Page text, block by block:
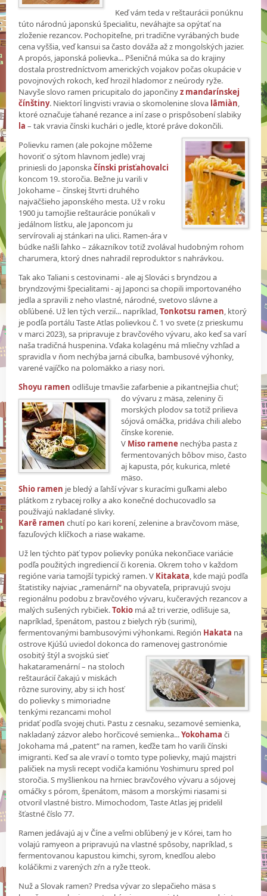
Keď vám teda v reštaurácii ponúknu
túto národnú japonskú špecialitu, neváhajte sa opýtať na
zloženie rezancov. Pochopiteľne, pri tradične vyrábaných bude
cena vyššia, veď kansui sa často dováža až z mongolských jazier.
A propós, japonská polievka... Pšeničná múka sa do krajiny
dostala prostredníctvom amerických vojakov počas okupácie v
povojnových rokoch, keď hrozil hladomor z neúrody ryže.
Navyše slovo ramen pricupitalo do japončinyz mandarínskej
čínštiny. Niektorí lingvisti vravia o skomolenine slova lāmiàn,
ktoré označuje ťahané rezance a iní zase o prispôsobení slabiky
la– tak vravia čínski kuchári o jedle, ktoré práve dokončili.
Polievku ramen (ale pokojne môžeme
hovoriť o sýtom hlavnom jedle) vraj
priniesli do Japonskačínski prisťahovalci
koncom 19. storočia. Bežne ju varili v
Jokohame – čínskej štvrti druhého
najväčšieho japonského mesta. Už v roku
1900 ju tamojšie reštaurácie ponúkali v
jedálnom lístku, ale Japoncom ju
servírovali aj stánkari na ulici. Ramen-ára v
búdke našli ľahko – zákazníkov totiž zvolával hudobným rohom
charumera, ktorý dnes nahradil reproduktor s nahrávkou.
Tak ako Taliani s cestovinami - ale aj Slováci s bryndzou a
bryndzovými špecialitami - aj Japonci sa chopili importovaného
jedla a spravili z neho vlastné, národné, svetovo slávne a
obľúbené. Už len tých verzií... napríklad,Tonkotsu ramen, ktorý
je podľa portálu Taste Atlas polievkou č. 1 vo svete (z prieskumu
v marci 2023), sa pripravuje z bravčového vývaru, ako keď sa varí
naša tradičná huspenina. Vďaka kolagénu má mliečny vzhľad a
spravidla v ňom nechýba jarná cibuľka, bambusové výhonky,
varené vajíčko na polomäkko a riasy nori.
Shoyu ramen odlišuje tmavšie zafarbenie a pikantnejšia chuť;
do vývaru z mäsa, zeleniny či
morských plodov sa totiž prilieva
sójová omáčka, pridáva chili alebo
čínske korenie.
V Miso ramene nechýba pasta z
fermentovaných bôbov miso, často
aj kapusta, pór, kukurica, mleté
mäso.
Shio ramen je bledý a ľahší vývar s kuracími guľkami alebo
plátkom z rybacej rolky a ako konečné dochucovadlo sa
používajú nakladané slivky.
Karē ramen chutí po kari korení, zelenine a bravčovom mäse,
fazuľových klíčkoch a riase wakame.
Už len týchto päť typov polievky ponúka nekončiace variácie
podľa použitých ingrediencií či korenia. Okrem toho v každom
regióne varia tamojší typický ramen. V Kitakata, kde majú podľa
štatistiky najviac „ramenární“ na obyvateľa, pripravujú svoju
regionálnu podobu z bravčového vývaru, kučeravých rezancov a
malých sušených rybičiek.Tokio má až tri verzie, odlišuje sa,
napríklad, špenátom, pastou z bielych rýb (surimi),
fermentovanými bambusovými výhonkami. Región Hakata na
ostrove Kjúšú uviedol dokonca do ramenovej gastronómie
osobitý štýl a svojskú sieť
hakataramenární – na stoloch
reštaurácií čakajú v miskách
rôzne suroviny, aby si ich hosť
do polievky s mimoriadne
tenkými rezancami mohol
pridať podľa svojej chuti. Pastu z cesnaku, sezamové semienka,
nakladaný zázvor alebo horčicové semienka...Yokohamači
Jokohama má „patent“ na ramen, keďže tam ho varili čínski
imigranti. Keď sa ale vraví o tomto type polievky, majú majstri
paličiek na mysli recept vodiča kamiónu Yoshimuru spred pol
storočia. S myšlienkou na hrniec bravčového vývaru a sójovej
omáčky s pórom, špenátom, mäsom a morskými riasami si
otvoril vlastné bistro. Mimochodom, Taste Atlas jej pridelil
šťastné číslo 77.
Ramen jedávajú aj v Číne a veľmi obľúbený je v Kórei, tam ho
volajú ramyeon a pripravujú na vlastné spôsoby, napríklad, s
fermentovanou kapustou kimchi, syrom, knedľou alebo
koláčikmi z varených zŕn a ryže tteok.
Nuž a Slovak ramen? Predsa vývar zo slepačieho mäsa s